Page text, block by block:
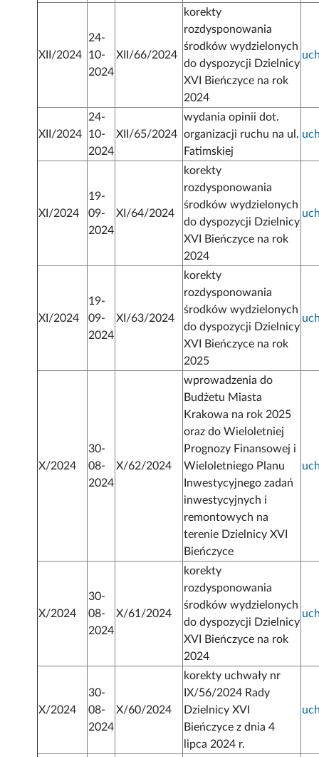
XII/2024
24-
10-
2024
XII/66/2024
korekty
rozdysponowania
środków wydzielonych
do dyspozycji Dzielnicy
XVI Bieńczyce na rok
2024
XII/2024
24-
10-
2024
XII/65/2024
wydania opinii dot.
organizacji ruchu na ul.
Fatimskiej
XI/2024
19-
09-
2024
XI/64/2024
korekty
rozdysponowania
środków wydzielonych
do dyspozycji Dzielnicy
XVI Bieńczyce na rok
2024
XI/2024
19-
09-
2024
XI/63/2024
korekty
rozdysponowania
środków wydzielonych
do dyspozycji Dzielnicy
XVI Bieńczyce na rok
2025
X/2024
30-
08-
2024
X/62/2024
wprowadzenia do
Budżetu Miasta
Krakowa na rok 2025
oraz do Wieloletniej
Prognozy Finansowej i
Wieloletniego Planu
Inwestycyjnego zadań
inwestycyjnych i
remontowych na
terenie Dzielnicy XVI
Bieńczyce
X/2024
30-
08-
2024
X/61/2024
korekty
rozdysponowania
środków wydzielonych
do dyspozycji Dzielnicy
XVI Bieńczyce na rok
2024
X/2024
30-
08-
2024
X/60/2024
korekty uchwały nr
IX/56/2024 Rady
Dzielnicy XVI
Bieńczyce z dnia 4
lipca 2024 r.